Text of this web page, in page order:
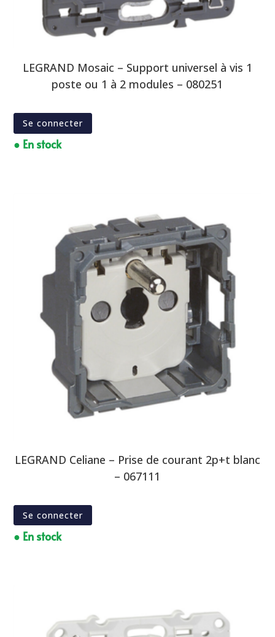
LEGRAND Mosaic – Support universel à vis 1
poste ou 1 à 2 modules – 080251
Se connecter
● En stock
LEGRAND Celiane – Prise de courant 2p+t blanc
– 067111
Se connecter
● En stock